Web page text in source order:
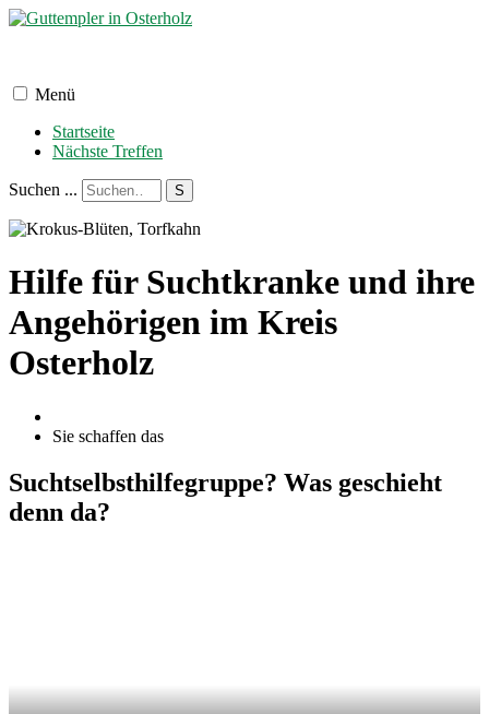
Menü
Startseite
Nächste Treffen
Suchen ... S
Hilfe für Suchtkranke und ihre
Angehörigen im Kreis
Osterholz
Sie schaffen das
Suchtselbsthilfegruppe? Was geschieht
denn da?